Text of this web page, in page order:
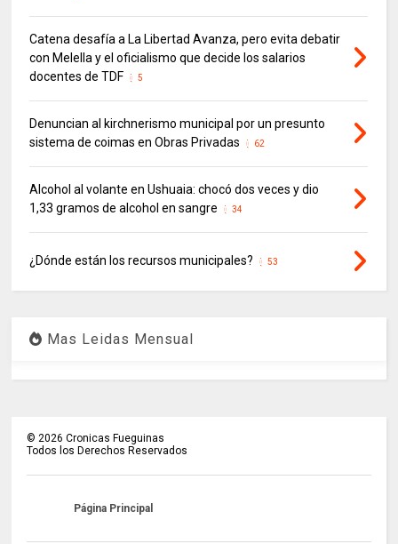
Catena desafía a La Libertad Avanza, pero evita debatir
con Melella y el oficialismo que decide los salarios
docentes de TDF
5
Denuncian al kirchnerismo municipal por un presunto
sistema de coimas en Obras Privadas
62
Alcohol al volante en Ushuaia: chocó dos veces y dio
1,33 gramos de alcohol en sangre
34
¿Dónde están los recursos municipales? 53
Mas Leidas Mensual
© 2026 Cronicas Fueguinas
Todos los Derechos Reservados
Página Principal